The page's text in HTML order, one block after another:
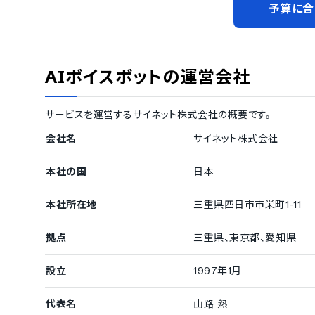
予算に
AIボイスボットの運営会社
サービスを運営する サイネット株式会社の概要です。
会社名
サイネット株式会社
本社の国 日本
本社所在地 三重県四日市市栄町1-11
拠点 三重県、東京都、愛知県
設立 1997年1月
代表名 山路 熟